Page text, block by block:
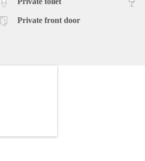
Private front door